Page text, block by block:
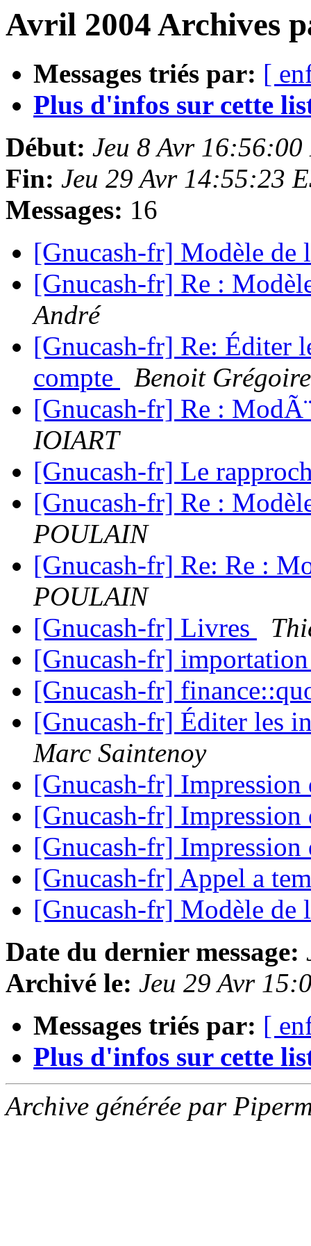
Avril 2004 Archives
Messages triés par: [
Plus d'infos sur cette
Début: Jeu 8 Avr 16:56:00
Fin: Jeu 29 Avr 14:55:23
Messages: 16
[Gnucash-fr] Modèle de
[Gnucash-fr] Re :
André
[Gnucash-fr] Re: Éditer
compte
Benoit Grégoire
[Gnucash-fr] Re :
IOIART
[Gnucash-fr] Le
[Gnucash-fr] Re :
POULAIN
[Gnucash-fr] Re: Re :
POULAIN
[Gnucash-fr] Livres
[Gnucash-fr]
[Gnucash-fr]
[Gnucash-fr] Éditer les
Marc Saintenoy
[Gnucash-fr]
[Gnucash-fr]
[Gnucash-fr]
[Gnucash-fr] Appel a
[Gnucash-fr] Modèle de
Date du dernier message:
Archivé le: Jeu 29 Avr
Messages triés par: [
Plus d'infos sur cette
Archive générée par